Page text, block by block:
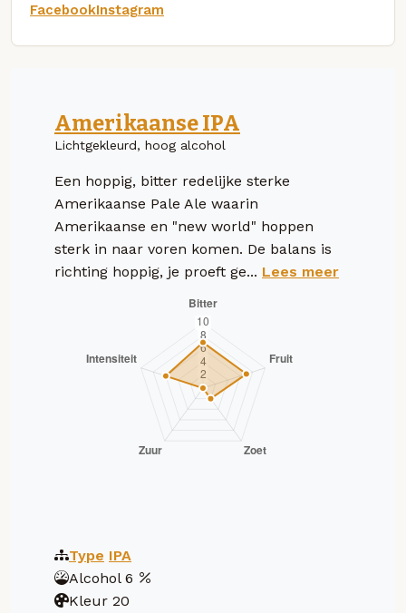
FacebookInstagram
Amerikaanse IPA
Lichtgekleurd, hoog alcohol
Een hoppig, bitter redelijke sterke
Amerikaanse Pale Ale waarin
Amerikaanse en "new world" hoppen
sterk in naar voren komen. De balans is
richting hoppig, je proeft ge... Lees meer
Type IPA
Alcohol 6
Kleur 20